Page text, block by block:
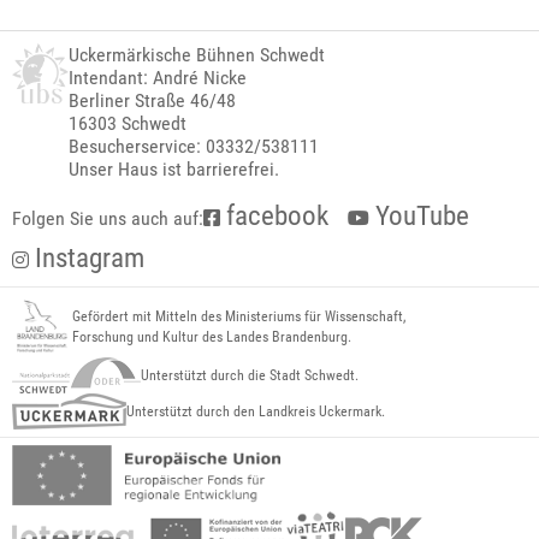
Uckermärkische Bühnen Schwedt
Intendant: André Nicke
Berliner Straße 46/48
16303 Schwedt
Besucherservice: 03332/538111
Unser Haus ist barrierefrei.
Folgen Sie uns auch auf: facebook
YouTube
Instagram
Gefördert mit Mitteln des Ministeriums für Wissenschaft,
Forschung und Kultur des Landes Brandenburg.
Unterstützt durch die Stadt Schwedt.
Unterstützt durch den Landkreis Uckermark.